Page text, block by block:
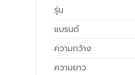
รุ่น
แบรนด์
ความกว้าง
ความยาว